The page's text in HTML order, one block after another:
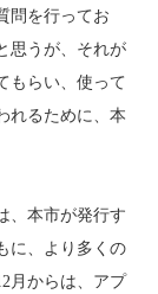
問を行ってお
思うが、それが
もらい、使って
れるために、本
本市が発行す
に、より多くの
月からは、アプ